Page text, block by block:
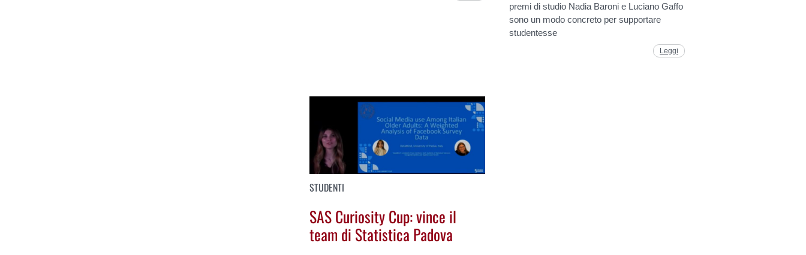
premi di studio Nadia Baroni e Luciano Gaffo
sono un modo concreto per supportare
studentesse
Leggi
STUDENTI
SAS Curiosity Cup: vince il
team di Statistica Padova